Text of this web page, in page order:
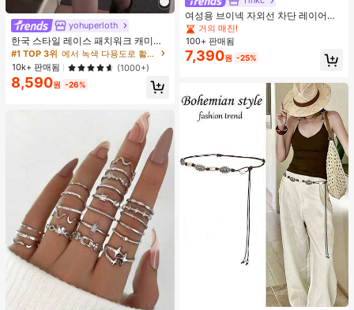
yohuperloth
한국 스타일 레이스 패치워크 캐미솔
탱크 탑, Y2K 에스테틱, 스트리트웨어
캐주얼 여름
#1 TOP 3위
에서 녹색 다용도로 활용 가능한 데일리 탑
10k+ 판매됨
(1000+)
8,590원 -26%
여성용 브이넥 자외선 차단 레이어링
다용도 긴팔 티셔츠 탑, 봄/여름 핑크
#2 TOP 3위 에서 새로운 여성 상의
거의 매진!
#2 TOP 3위 에서 새로운 여성 상의
거의 매진!
#2 TOP 3위
거의 매진!
100+ 판매됨
7,390원 -25%